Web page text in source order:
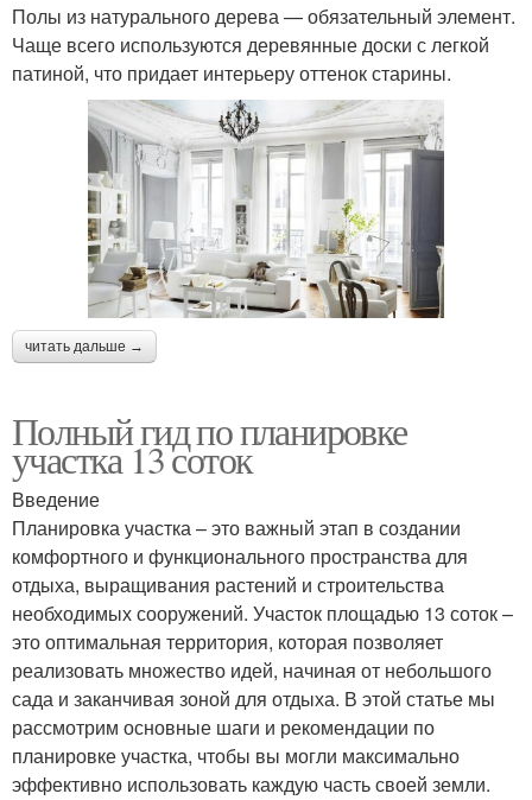
Полы из натурального дерева — обязательный элемент.
Чаще всего используются деревянные доски с легкой
патиной, что придает интерьеру оттенок старины.
читать дальше →
Полный гид по планировке
участка 13 соток
Введение
Планировка участка – это важный этап в создании
комфортного и функционального пространства для
отдыха, выращивания растений и строительства
необходимых сооружений. Участок площадью 13 соток –
это оптимальная территория, которая позволяет
реализовать множество идей, начиная от небольшого
сада и заканчивая зоной для отдыха. В этой статье мы
рассмотрим основные шаги и рекомендации по
планировке участка, чтобы вы могли максимально
эффективно использовать каждую часть своей земли.